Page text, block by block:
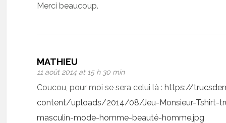
Merci beaucoup.
MATHIEU
11 août 2014 at 15 h 30 min
Coucou, pour moi se sera celui là :https://
content/uploads/2014/08/Jeu-Monsieur-Tshirt-
masculin-mode-homme-beauté-homme.jpg